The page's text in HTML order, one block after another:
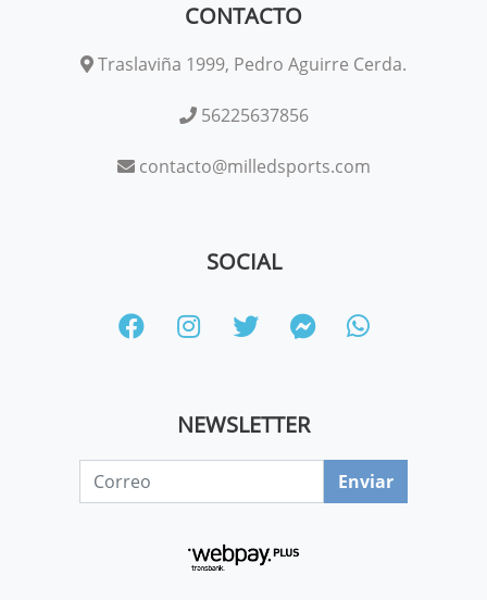
CONTACTO
Traslaviña 1999, Pedro Aguirre Cerda.
56225637856
contacto@milledsports.com
SOCIAL
NEWSLETTER
Enviar